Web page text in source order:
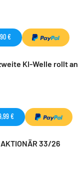
€
KI-Welle rollt an
€
AKTIONÄR 33/26